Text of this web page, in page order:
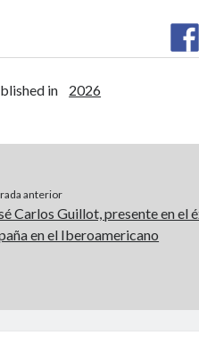
in 2026
anterior
Carlos Guillot, presente en el
en el Iberoamericano